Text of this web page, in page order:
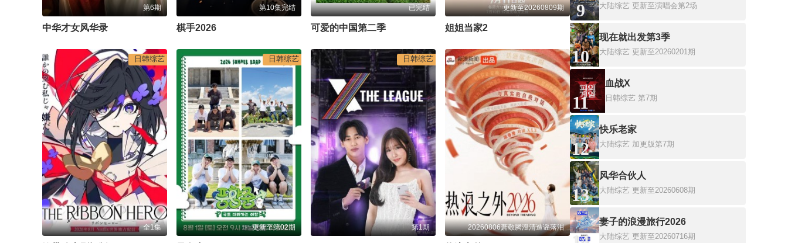
第6期
中华才女风华录
第10集完结
棋手2026
已完结
可爱的中国第二季
更新至20260809期
姐姐当家2
日韩综艺
全1集
日韩综艺
更新至第02期
日韩综艺
第1期 20260806萧敬腾澄清造谣落泪
9 大陆综艺 更新至演唱会第2场
10
现在就出发第3季
大陆综艺 更新至20260201期
11
血战X
日韩综艺 第7期
12
快乐老家
大陆综艺 加更版第7期
13
风华合伙人
大陆综艺 更新至20260608期
妻子的浪漫旅行2026
大陆综艺 更新至20260716期